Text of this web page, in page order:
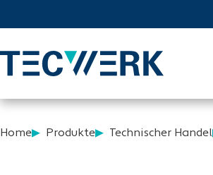
Home Produkte Technischer Handel